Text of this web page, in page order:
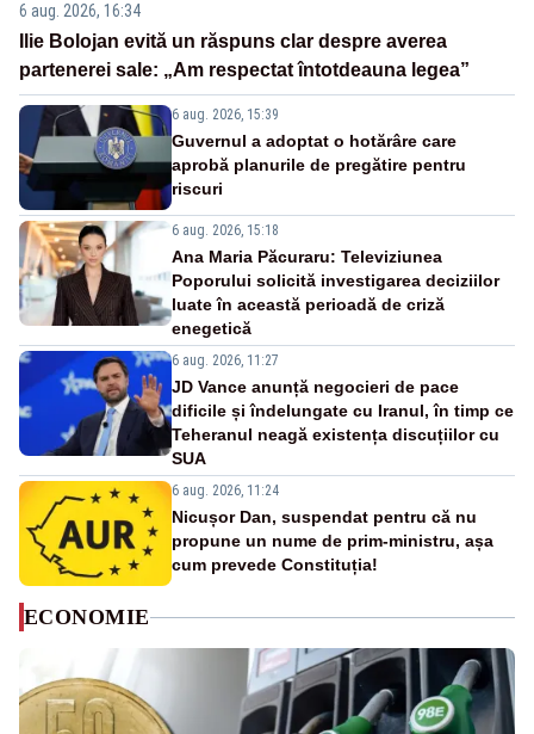
6 aug. 2026, 16:34
Ilie Bolojan evită un răspuns clar despre averea
partenerei sale: „Am respectat întotdeauna legea”
6 aug. 2026, 15:39
Guvernul a adoptat o hotărâre care
aprobă planurile de pregătire pentru
riscuri
6 aug. 2026, 15:18
Ana Maria Păcuraru: Televiziunea
Poporului solicită investigarea deciziilor
luate în această perioadă de criză
enegetică
6 aug. 2026, 11:27
JD Vance anunță negocieri de pace
dificile și îndelungate cu Iranul, în timp ce
Teheranul neagă existența discuțiilor cu
SUA
6 aug. 2026, 11:24
Nicușor Dan, suspendat pentru că nu
propune un nume de prim-ministru, așa
cum prevede Constituția!
ECONOMIE